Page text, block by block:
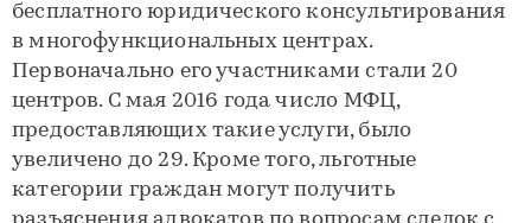
бесплатного юридического консультирования
в многофункциональных центрах.
Первоначально его участниками стали 20
центров. С мая 2016 года число МФЦ,
предоставляющих такие услуги, было
увеличено до 29. Кроме того, льготные
категории граждан могут получить